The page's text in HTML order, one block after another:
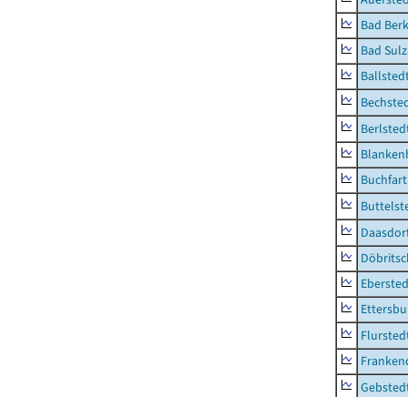
Bad
Bad
Buchfart